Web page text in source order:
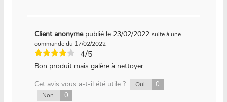
Client anonyme publié le 23/02/2022 suite à une
commande du 17/02/2022
4/5
Bon produit mais galère à nettoyer
Cet avis vous a-t-il été utile ?
Oui 0
Non 0